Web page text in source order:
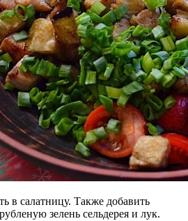
в салатницу. Также добавить
зелень сельдерея и лук.